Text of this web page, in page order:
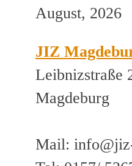
August, 2026
JIZ
Leibnizstraße
Magdeburg
Mail: